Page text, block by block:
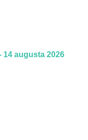
14 augusta 2026